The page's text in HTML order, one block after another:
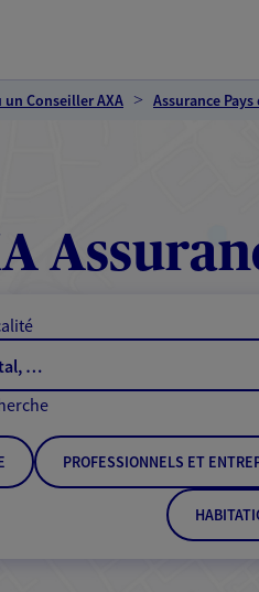
un Conseiller AXA Assurance
PROFESSIONNELS ET